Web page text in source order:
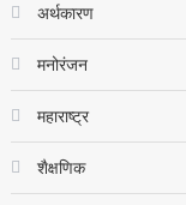
अर्थकारण
मनोरंजन
महाराष्ट्र
शैक्षणिक